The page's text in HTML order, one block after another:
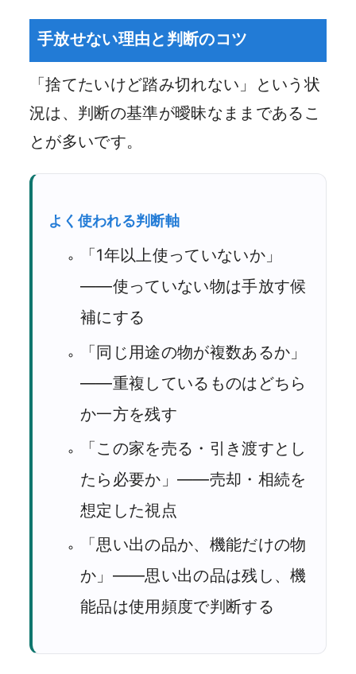
手放せない理由と判断のコツ
「捨てたいけど踏み切れない」という状
況は、判断の基準が曖昧なままであるこ
とが多いです。
よく使われる判断軸
「1年以上使っていないか」
——使っていない物は手放す候
補にする
「同じ用途の物が複数あるか」
——重複しているものはどちら
か一方を残す
「この家を売る・引き渡すとし
たら必要か」——売却・相続を
想定した視点
「思い出の品か、機能だけの物
か」——思い出の品は残し、機
能品は使用頻度で判断する